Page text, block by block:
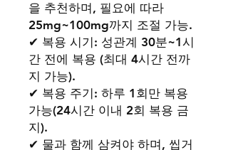
을 추천하며, 필요에 따라
25mg~100mg까지 조절 가능.
✔ 복용 시기: 성관계 30분~1시
간 전에 복용 (최대 4시간 전까
지 가능).
✔ 복용 주기: 하루 1회만 복용
가능(24시간 이내 2회 복용 금
지).
✔ 물과 함께 삼켜야 하며, 씹거